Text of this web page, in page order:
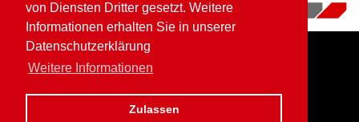
von Diensten Dritter gesetzt. Weitere
Informationen erhalten Sie in unserer
Datenschutzerklärung
Weitere Informationen
Zulassen
30.04.2019
Home Impressum